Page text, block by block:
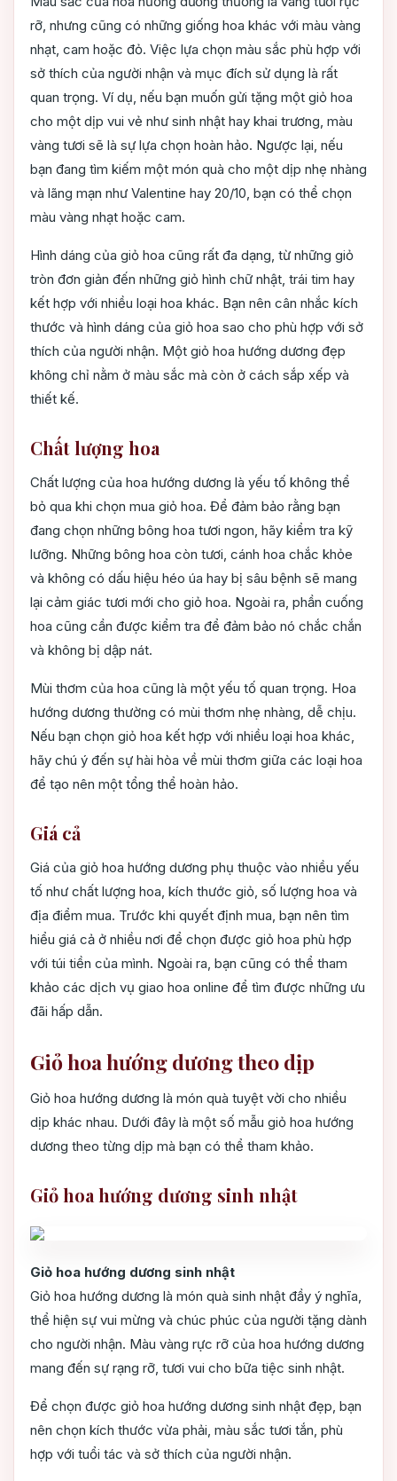
rỡ, nhưng cũng có những giống hoa khác với màu vàng
nhạt, cam hoặc đỏ. Việc lựa chọn màu sắc phù hợp với
sở thích của người nhận và mục đích sử dụng là rất
quan trọng. Ví dụ, nếu bạn muốn gửi tặng một giỏ hoa
cho một dịp vui vẻ như sinh nhật hay khai trương, màu
vàng tươi sẽ là sự lựa chọn hoàn hảo. Ngược lại, nếu
bạn đang tìm kiếm một món quà cho một dịp nhẹ nhàng
và lãng mạn như Valentine hay 20/10, bạn có thể chọn
màu vàng nhạt hoặc cam.
Hình dáng của giỏ hoa cũng rất đa dạng, từ những giỏ
tròn đơn giản đến những giỏ hình chữ nhật, trái tim hay
kết hợp với nhiều loại hoa khác. Bạn nên cân nhắc kích
thước và hình dáng của giỏ hoa sao cho phù hợp với sở
thích của người nhận. Một giỏ hoa hướng dương đẹp
không chỉ nằm ở màu sắc mà còn ở cách sắp xếp và
thiết kế.
Chất lượng hoa
Chất lượng của hoa hướng dương là yếu tố không thể
bỏ qua khi chọn mua giỏ hoa. Để đảm bảo rằng bạn
đang chọn những bông hoa tươi ngon, hãy kiểm tra kỹ
lưỡng. Những bông hoa còn tươi, cánh hoa chắc khỏe
và không có dấu hiệu héo úa hay bị sâu bệnh sẽ mang
lại cảm giác tươi mới cho giỏ hoa. Ngoài ra, phần cuống
hoa cũng cần được kiểm tra để đảm bảo nó chắc chắn
và không bị dập nát.
Mùi thơm của hoa cũng là một yếu tố quan trọng. Hoa
hướng dương thường có mùi thơm nhẹ nhàng, dễ chịu.
Nếu bạn chọn giỏ hoa kết hợp với nhiều loại hoa khác,
hãy chú ý đến sự hài hòa về mùi thơm giữa các loại hoa
để tạo nên một tổng thể hoàn hảo.
Giá cả
Giá của giỏ hoa hướng dương phụ thuộc vào nhiều yếu
tố như chất lượng hoa, kích thước giỏ, số lượng hoa và
địa điểm mua. Trước khi quyết định mua, bạn nên tìm
hiểu giá cả ở nhiều nơi để chọn được giỏ hoa phù hợp
với túi tiền của mình. Ngoài ra, bạn cũng có thể tham
khảo các dịch vụ giao hoa online để tìm được những ưu
đãi hấp dẫn.
Giỏ hoa hướng dương theo dịp
Giỏ hoa hướng dương là món quà tuyệt vời cho nhiều
dịp khác nhau. Dưới đây là một số mẫu giỏ hoa hướng
dương theo từng dịp mà bạn có thể tham khảo.
Giỏ hoa hướng dương sinh nhật
Giỏ hoa hướng dương sinh nhật
Giỏ hoa hướng dương là món quà sinh nhật đầy ý nghĩa,
thể hiện sự vui mừng và chúc phúc của người tặng dành
cho người nhận. Màu vàng rực rỡ của hoa hướng dương
mang đến sự rạng rỡ, tươi vui cho bữa tiệc sinh nhật.
Để chọn được giỏ hoa hướng dương sinh nhật đẹp, bạn
nên chọn kích thước vừa phải, màu sắc tươi tắn, phù
hợp với tuổi tác và sở thích của người nhận.